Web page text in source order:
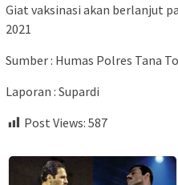
Giat vaksinasi akan berlanjut
2021
Sumber : Humas Polres Tana
Laporan : Supardi
Post Views: 587